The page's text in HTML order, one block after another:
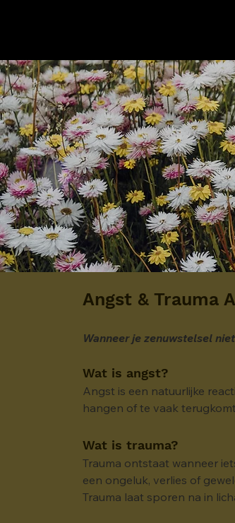
Angst & Trauma
Wanneer je zenuwstelsel
Wat is angst?
Angst is een natuurlijke
hangen of te vaak
Wat is trauma?
Trauma ontstaat wanneer
een ongeluk, verlies of
Trauma laat sporen na in